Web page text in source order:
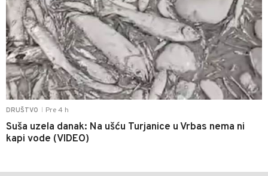
DRUŠTVO Pre 4 h
Suša uzela danak: Na ušću Turjanice u Vrbas nema ni
kapi vode (VIDEO)